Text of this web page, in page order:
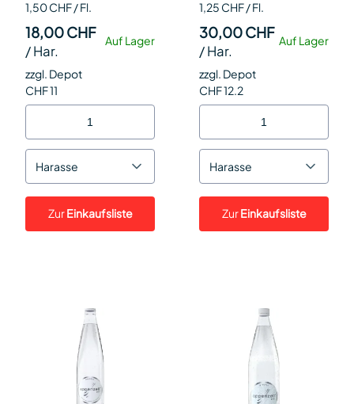
1,50 CHF / Fl.
Auf Lager
18,00 CHF
/Har.
zzgl. Depot
CHF 11
Harasse
ZurEinkaufsliste
24
1,25 CHF / Fl.
Auf Lager
30,00 CHF
/Har.
zzgl. Depot
CHF 12.2
Harasse
ZurEinkaufsliste